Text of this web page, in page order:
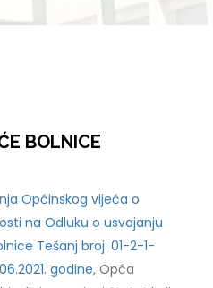
BOLNICE
Općinskog vijeća o
na Odluku o usvajanju
Tešanj broj: 01-2-1-
godine, Opća